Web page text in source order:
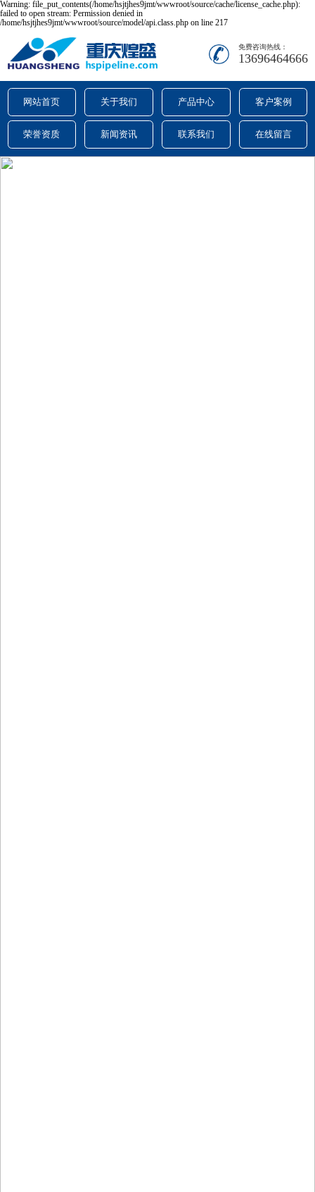
Warning: file_put_contents(/home/hsjtjhes9jmt/wwwroot/source/cache/license_cache.php):
failed to open stream: Permission denied in
/home/hsjtjhes9jmt/wwwroot/source/model/api.class.php on line 217
免费咨询热线：
13696464666
网站首页 关于我们 产品中心 客户案例
荣誉资质 新闻资讯 联系我们 在线留言